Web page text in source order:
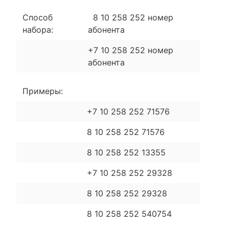
Способ
набора:
8 10 258 252 номер
абонента
+7 10 258 252 номер
абонента
Примеры:
+7 10 258 252 71576
8 10 258 252 71576
8 10 258 252 13355
+7 10 258 252 29328
8 10 258 252 29328
8 10 258 252 540754